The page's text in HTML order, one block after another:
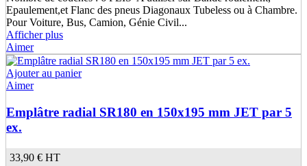
Epaulement,et Flanc des pneus Diagonaux Tubeless ou à Chambre.
Pour Voiture, Bus, Camion, Génie Civil...
Afficher plus
Aimer
Ajouter au panier
Aimer
Emplâtre radial SR180 en 150x195 mm JET par 5
ex.
33,90 € HT